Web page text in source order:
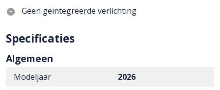
Geen geïntegreerde verlichting
Specificaties
Algemeen
Modeljaar
2026